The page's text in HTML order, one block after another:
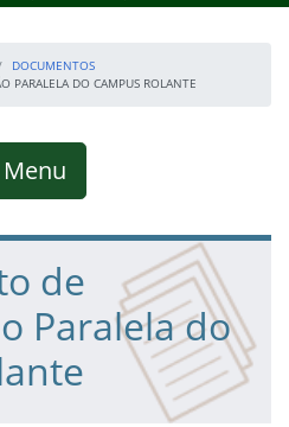
DOCUMENTOS
PARALELA DO CAMPUS ROLANTE
Menu
de
Paralela do